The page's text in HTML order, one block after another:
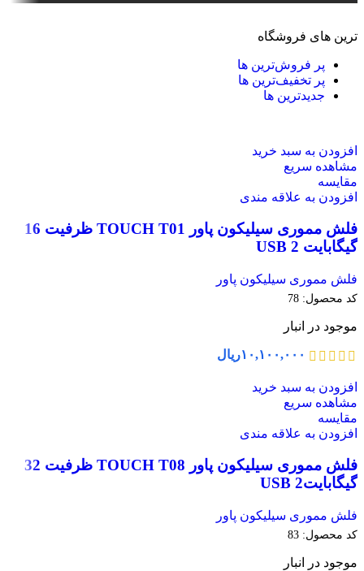
ترین های فروشگاه
پر فروش‌ترین ها
پر تخفیف‌ترین ها
جدیدترین ها
افزودن به سبد خرید
مشاهده سریع
مقایسه
افزودن به علاقه مندی
فلش مموری سیلیکون پاور TOUCH T01 ظرفیت 16
گیگابایت USB 2
فلش مموری سیلیکون پاور
کد محصول: 78
موجود در انبار
۱۰,۱۰۰,۰۰۰ریال
افزودن به سبد خرید
مشاهده سریع
مقایسه
افزودن به علاقه مندی
فلش مموری سیلیکون پاور TOUCH T08 ظرفیت 32
گیگابایتUSB 2
فلش مموری سیلیکون پاور
کد محصول: 83
موجود در انبار